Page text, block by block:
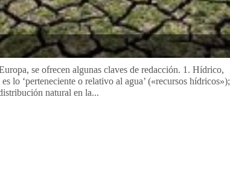
se ofrecen algunas claves de redacción. 1. Hídrico,
lo ‘perteneciente o relativo al agua’ («recursos hídricos»);
natural en la...